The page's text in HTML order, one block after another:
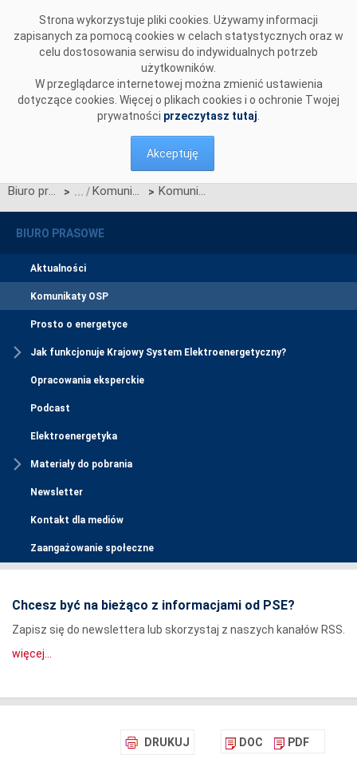
Strona wykorzystuje pliki cookies. Używamy informacji
zapisanych za pomocą cookies w celach statystycznych oraz w
celu dostosowania serwisu do indywidualnych potrzeb
użytkowników.
W przeglądarce internetowej można zmienić ustawienia
dotyczące cookies. Więcej o plikach cookies i o ochronie Twojej
prywatności przeczytasz tutaj
Akceptuję
Biuro prasowe > Komunikaty OSP > Komunikat dotyczący redysponowania nierynkowego instalacji PV w dniu 3 marca 2024 roku
BIURO PRASOWE
Aktualności
Komunikaty OSP
Prosto o energetyce
Jak funkcjonuje Krajowy System Elektroenergetyczny?
Opracowania eksperckie
Podcast
Elektroenergetyka
Materiały do pobrania
Newsletter
Kontakt dla mediów
Zaangażowanie społeczne
Chcesz być na bieżąco z informacjami od PSE?
Zapisz się do newslettera lub skorzystaj z naszych kanałów RSS.
więcej...
DRUKUJ DOC PDF